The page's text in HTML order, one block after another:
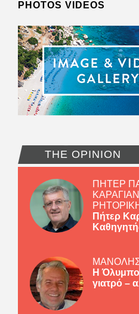
PHOTOS VIDEOS
THE OPINION
ΠΗΤΕΡ
Πήτερ
Η
γιατρό –